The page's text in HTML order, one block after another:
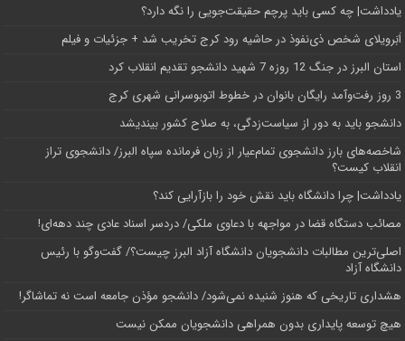
یادداشت| ‌چه کسی باید پرچم حقیقت‌جویی را نگه دارد؟
اَبَر‌ویلای شخص ذی‌نفوذ در حاشیه‌ رود کرج تخریب شد + جزئیات و فیلم
استان البرز در جنگ 12 روزه 7 شهید دانشجو تقدیم انقلاب کرد
3 روز رفت‌وآمد رایگان بانوان در خطوط اتوبوسرانی شهری کرج
دانشجو باید به دور از سیاست‌زدگی، به صلاح کشور بیندیشد
شاخصه‌های بارز دانشجوی تمام‌عیار از زبان فرمانده سپاه البرز/ دانشجوی تراز
انقلاب کیست؟
یادداشت| چرا دانشگاه باید نقش خود را بازآرایی کند؟
مصائب دستگاه قضا در مواجهه با دعاوی ملکی/ دردسر اسناد عادی چند‌ دهه‌ای!
اصلی‌ترین مطالبات دانشجویان دانشگاه آزاد البرز چیست؟/ گفت‌وگو با رئیس
دانشگاه آز‌اد
هشداری تاریخی که هنوز شنیده نمی‌شود/ دانشجو مؤذن جامعه است نه تماشاگر!
هیچ توسعه پایداری بدون همراهی دانشجویان ممکن نیست